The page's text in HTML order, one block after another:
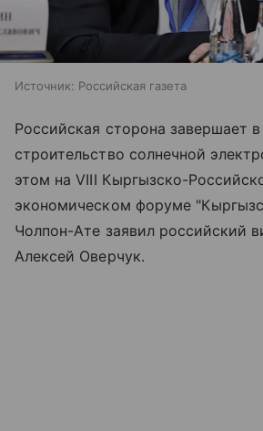
Источник: Российская газета
Российская сторона завершает
строительство солнечной
этом на VIII Кыргызско-
экономическом форуме
Чолпон-Ате заявил российский
Алексей Оверчук.